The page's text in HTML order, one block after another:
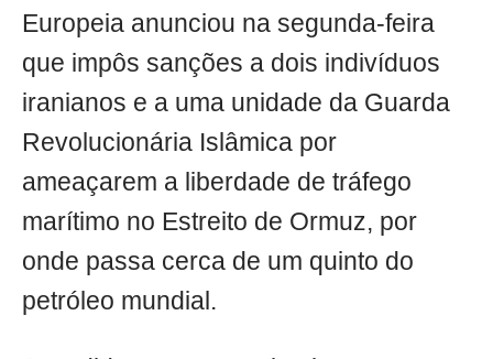
Europeia anunciou na segunda-feira
que impôs sanções a dois indivíduos
iranianos e a uma unidade da Guarda
Revolucionária Islâmica por
ameaçarem a liberdade de tráfego
marítimo no Estreito de Ormuz, por
onde passa cerca de um quinto do
petróleo mundial.